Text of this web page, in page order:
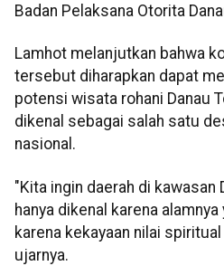
Badan Pelaksana Otorita
Lamhot melanjutkan bahwa
tersebut diharapkan dapat
potensi wisata rohani Danau
dikenal sebagai salah satu
nasional.
"Kita ingin daerah di kawasan
hanya dikenal karena
karena kekayaan nilai spiritual
ujarnya.